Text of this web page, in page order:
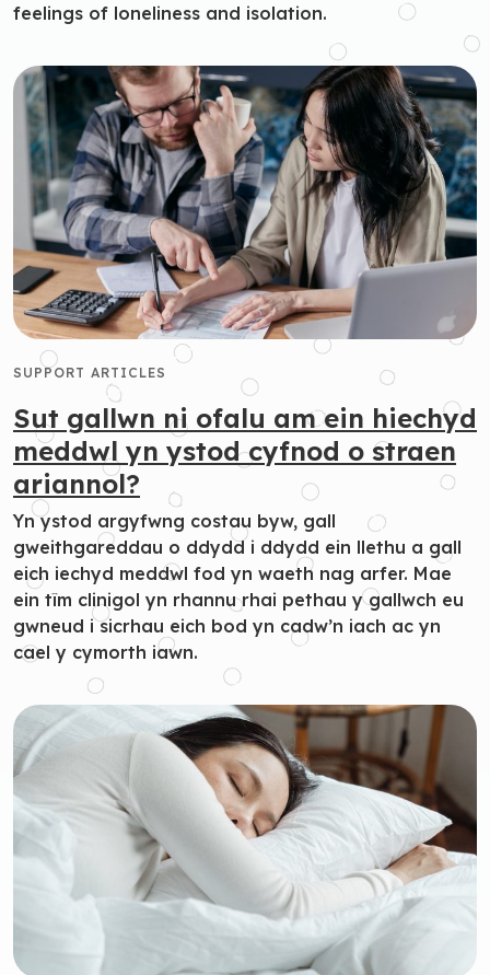
feelings of loneliness and isolation.
SUPPORT ARTICLES
Sut gallwn ni ofalu am ein hiechyd
meddwl yn ystod cyfnod o straen
ariannol?
Yn ystod argyfwng costau byw, gall
gweithgareddau o ddydd i ddydd ein llethu a gall
eich iechyd meddwl fod yn waeth nag arfer. Mae
ein tîm clinigol yn rhannu rhai pethau y gallwch eu
gwneud i sicrhau eich bod yn cadw’n iach ac yn
cael y cymorth iawn.